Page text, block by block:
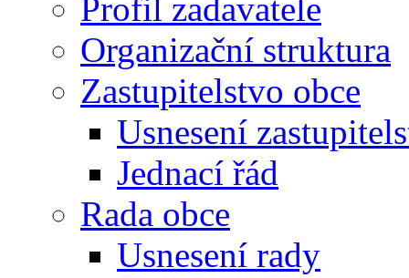
Profil zadavatele
Organizační struktura
Zastupitelstvo obce
Usnesení
Jednací řád
Rada obce
Usnesení rady